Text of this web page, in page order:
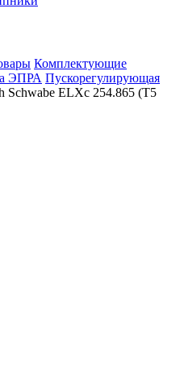
Комплектующие
ЭПРА Пускорегулирующая
Schwabe ELXc 254.865 (T5